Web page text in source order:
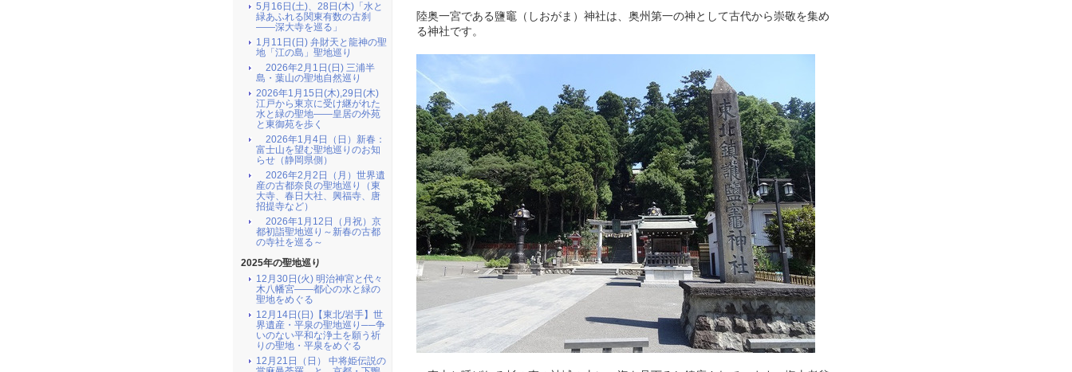
陸奥一宮である鹽竈（しおがま）神社は、奥州第一の神として古代から崇敬を集め
る神社です。
5月16日(土)、28日(木)「水と
緑あふれる関東有数の古刹
――深大寺を巡る」
1月11日(日) 弁財天と龍神の聖
地「江の島」聖地巡り
2026年2月1日(日) 三浦半
島・葉山の聖地自然巡り
2026年1月15日(木),29日(木)
江戸から東京に受け継がれた
水と緑の聖地――皇居の外苑
と東御苑を歩く
2026年1月4日（日）新春：
富士山を望む聖地巡りのお知
らせ（静岡県側）
2026年2月2日（月）世界遺
産の古都奈良の聖地巡り（東
大寺、春日大社、興福寺、唐
招提寺など）
2026年1月12日（月祝）京
都初詣聖地巡り～新春の古都
の寺社を巡る～
2025年の聖地巡り
12月30日(火) 明治神宮と代々
木八幡宮――都心の水と緑の
聖地をめぐる
12月14日(日)【東北/岩手】世
界遺産・平泉の聖地巡り──争
いのない平和な浄土を願う祈
りの聖地・平泉をめぐる
12月21日（日） 中将姫伝説の